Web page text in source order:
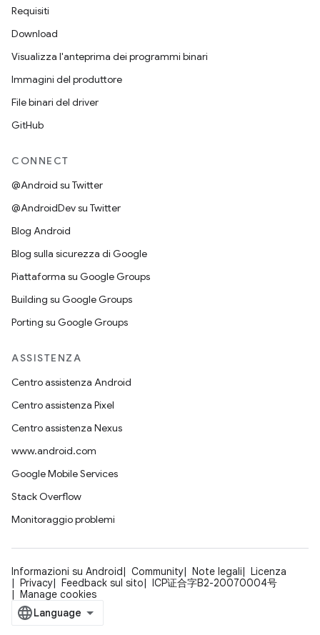
Requisiti
Download
Visualizza l'anteprima dei programmi binari
Immagini del produttore
File binari del driver
GitHub
CONNECT
@Android su Twitter
@AndroidDev su Twitter
Blog Android
Blog sulla sicurezza di Google
Piattaforma su Google Groups
Building su Google Groups
Porting su Google Groups
ASSISTENZA
Centro assistenza Android
Centro assistenza Pixel
Centro assistenza Nexus
www.android.com
Google Mobile Services
Stack Overflow
Monitoraggio problemi
Informazioni su Android Community Note legali
Licenza
Privacy
Feedback sul sito
ICP证合字B2-20070004号
Manage cookies